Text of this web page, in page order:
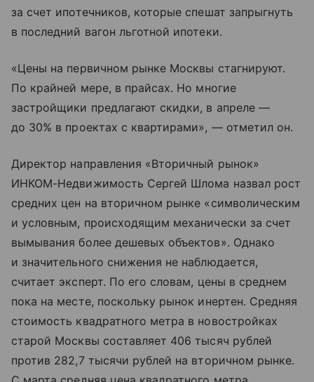
за счет ипотечников, которые спешат запрыгнуть
в последний вагон льготной ипотеки.
«Цены на первичном рынке Москвы стагнируют.
По крайней мере, в прайсах. Но многие
застройщики предлагают скидки, в апреле —
до 30% в проектах с квартирами», — отметил он.
Директор направления «Вторичный рынок»
ИНКОМ-Недвижимость Сергей Шлома назвал рост
средних цен на вторичном рынке «символическим
и условным, происходящим механически за счет
вымывания более дешевых объектов». Однако
и значительного снижения не наблюдается,
считает эксперт. По его словам, цены в среднем
пока на месте, поскольку рынок инертен. Средняя
стоимость квадратного метра в новостройках
старой Москвы составляет 406 тысяч рублей
против 282,7 тысячи рублей на вторичном рынке.